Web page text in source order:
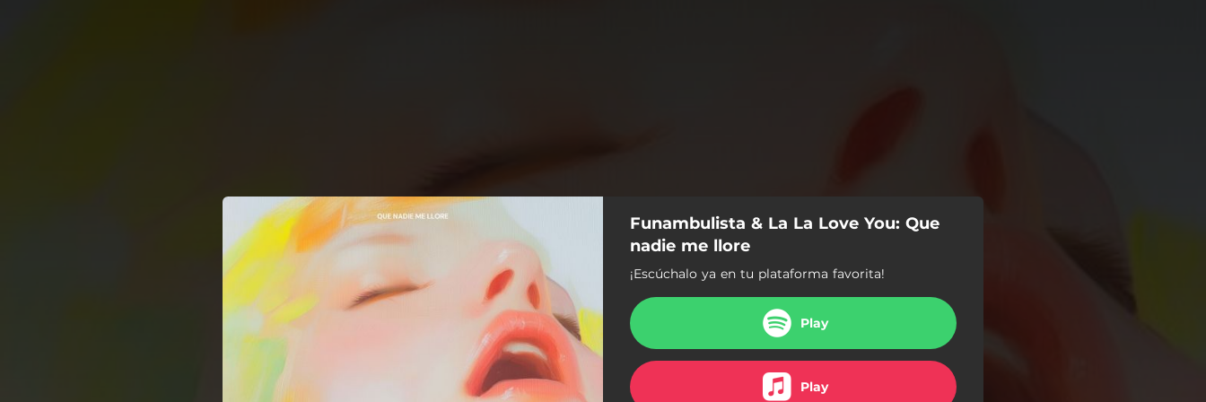
You're all set!
Funambulista & La La Love You: Que
nadie me llore
¡Escúchalo ya en tu plataforma favorita!
Play
Play